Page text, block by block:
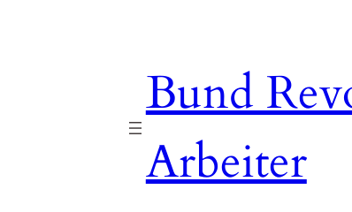
Bund
Arbeiter